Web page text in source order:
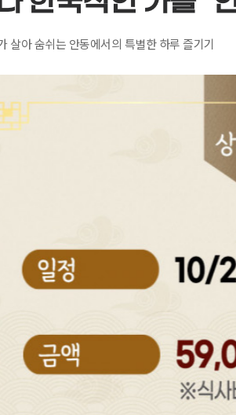
살아 숨쉬는 안동에서의 특별한 하루 즐기기